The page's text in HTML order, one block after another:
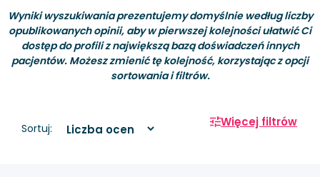
Wyniki wyszukiwania prezentujemy domyślnie według liczby
opublikowanych opinii, aby w pierwszej kolejności ułatwić Ci
dostęp do profili z największą bazą doświadczeń innych
pacjentów. Możesz zmienić tę kolejność, korzystając z opcji
sortowania i filtrów.
Sortuj: Więcej filtrów